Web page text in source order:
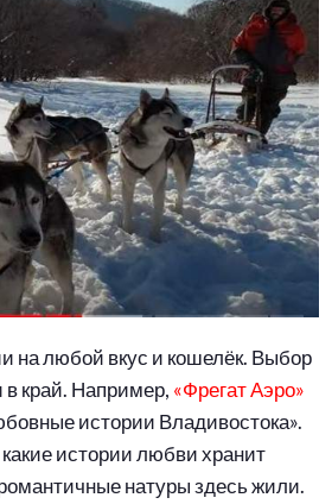
на любой вкус и кошелёк. Выбор
край. Например, «Фрегат Аэро»
истории Владивостока».
истории любви хранит
натуры здесь жили.